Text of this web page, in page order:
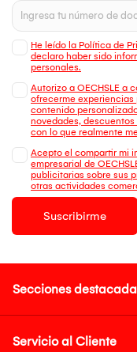
He leído la Política de
declaro haber sido
personales.
Autorizo a OECHSLE a
ofrecerme experiencias
contenido
novedades,
con lo que realmente
Acepto el compartir mi
empresarial de
publicitarias sobre sus
otras actividades
Suscribirme
Secciones
Servicio al Cliente